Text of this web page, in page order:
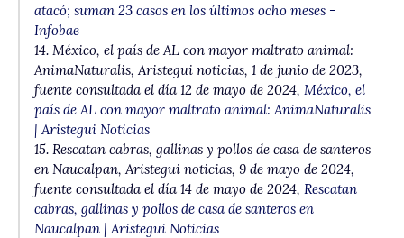
atacó; suman 23 casos en los últimos ocho meses -
Infobae
14. México, el país de AL con mayor maltrato animal:
AnimaNaturalis, Aristegui noticias, 1 de junio de 2023,
fuente consultada el día 12 de mayo de 2024, México, el
país de AL con mayor maltrato animal: AnimaNaturalis
| Aristegui Noticias
15. Rescatan cabras, gallinas y pollos de casa de santeros
en Naucalpan, Aristegui noticias, 9 de mayo de 2024,
fuente consultada el día 14 de mayo de 2024, Rescatan
cabras, gallinas y pollos de casa de santeros en
Naucalpan | Aristegui Noticias